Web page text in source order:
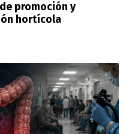
promoción y
hortícola